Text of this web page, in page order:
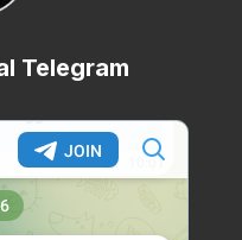
Telegram